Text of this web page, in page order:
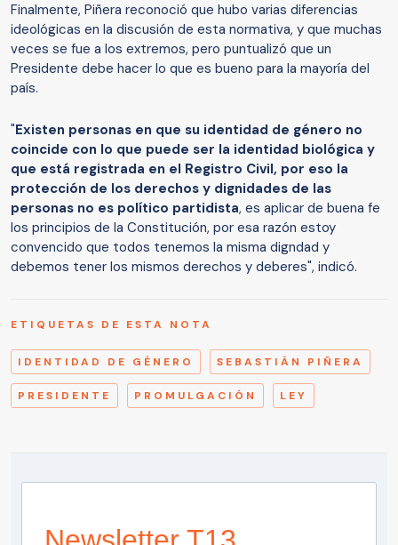
Finalmente, Piñera reconoció que hubo varias diferencias
ideológicas en la discusión de esta normativa, y que muchas
veces se fue a los extremos, pero puntualizó que un
Presidente debe hacer lo que es bueno para la mayoría del
país.
"Existen personas en que su identidad de género no
coincide con lo que puede ser la identidad biológica y
que está registrada en el Registro Civil, por eso la
protección de los derechos y dignidades de las
personas no es político partidista, es aplicar de buena fe
los principios de la Constitución, por esa razón estoy
convencido que todos tenemos la misma digndad y
debemos tener los mismos derechos y deberes", indicó.
ETIQUETAS DE ESTA NOTA
IDENTIDAD DE GÉNERO SEBASTIÁN PIÑERA
PRESIDENTE PROMULGACIÓN LEY